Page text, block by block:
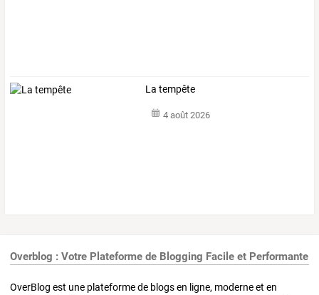
La tempête
4 août 2026
Overblog : Votre Plateforme de Blogging Facile et Performante
OverBlog est une plateforme de blogs en ligne, moderne et en